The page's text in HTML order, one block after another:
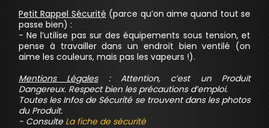
Petit Rappel Sécurité (parce qu’on aime quand tout se
passe bien) :
- Ne l’utilise pas sur des équipements sous tension, et
pense à travailler dans un endroit bien ventilé (on
aime les couleurs, mais pas les vapeurs !).
Mentions Légales: Attention, c’est un Produit
Dangereux. Respect bien les précautions d’emploi.
Toutes les Infos de Sécurité se trouvent dans les photos
du Produit.
- Consulte La fiche de sécurité